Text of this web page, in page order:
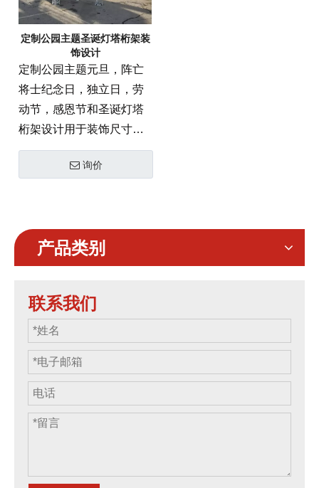
定制公园主题圣诞灯塔桁架装
饰设计
定制公园主题元旦，阵亡
将士纪念日，独立日，劳
动节，感恩节和圣诞灯塔
桁架设计用于装饰尺寸的
设计图纸铝制装饰展览桁
架，婚纱装饰，户外舞台
询价
产品类别
联系我们